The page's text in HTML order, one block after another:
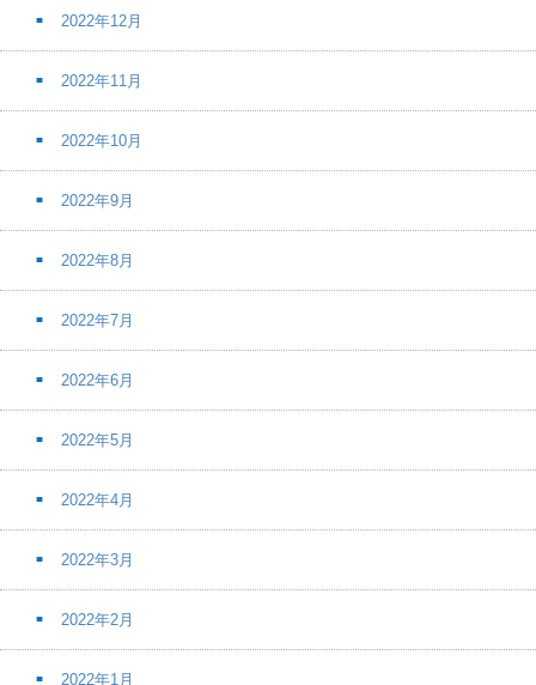
2022年12月
2022年11月
2022年10月
2022年9月
2022年8月
2022年7月
2022年6月
2022年5月
2022年4月
2022年3月
2022年2月
2022年1月